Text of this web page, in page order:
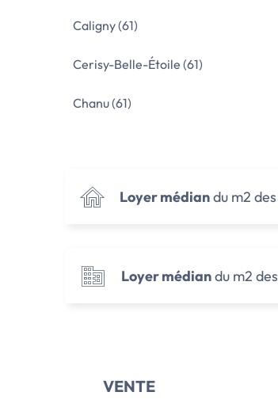
Caligny (61)
Cerisy-Belle-Étoile (61)
Chanu (61)
Loyer médiandu m2 des
Loyer médiandu m2 des
VENTE